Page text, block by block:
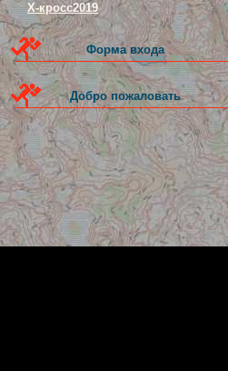
Х-кросс2019
Форма входа
Добро пожаловать